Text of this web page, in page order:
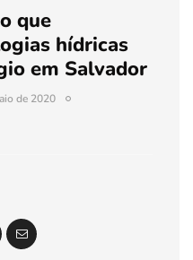
que
hídricas
em Salvador
de 2020